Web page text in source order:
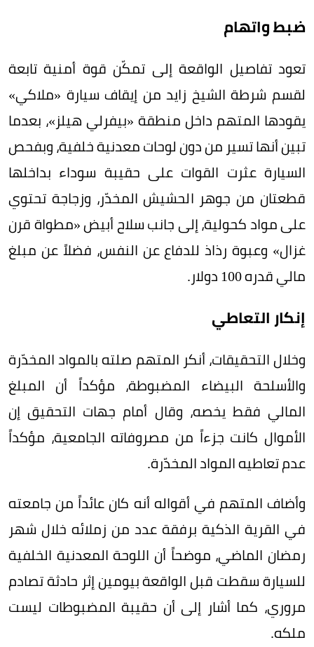
ضبط واتهام
تعود تفاصيل الواقعة إلى تمكّن قوة أمنية تابعة
لقسم شرطة الشيخ زايد من إيقاف سيارة «ملاكي»
يقودها المتهم داخل منطقة «بيفرلي هيلز»، بعدما
تبين أنها تسير من دون لوحات معدنية خلفية، وبفحص
السيارة عثرت القوات على حقيبة سوداء بداخلها
قطعتان من جوهر الحشيش المخدّر، وزجاجة تحتوي
على مواد كحولية، إلى جانب سلاح أبيض «مطواة قرن
غزال» وعبوة رذاذ للدفاع عن النفس، فضلاً عن مبلغ
مالي قدره 100 دولار.
إنكار التعاطي
وخلال التحقيقات، أنكر المتهم صلته بالمواد المخدّرة
والأسلحة البيضاء المضبوطة، مؤكداً أن المبلغ
المالي فقط يخصه، وقال أمام جهات التحقيق إن
الأموال كانت جزءاً من مصروفاته الجامعية، مؤكداً
عدم تعاطيه المواد المخدّرة.
وأضاف المتهم في أقواله أنه كان عائداً من جامعته
في القرية الذكية برفقة عدد من زملائه خلال شهر
رمضان الماضي، موضحاً أن اللوحة المعدنية الخلفية
للسيارة سقطت قبل الواقعة بيومين إثر حادثة تصادم
مروري، كما أشار إلى أن حقيبة المضبوطات ليست
ملكه.